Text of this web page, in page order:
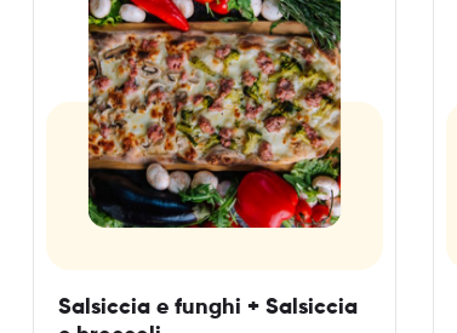
Salsiccia e funghi + Salsiccia